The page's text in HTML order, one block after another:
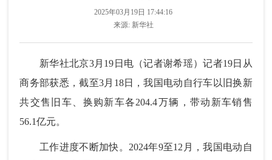
2025年03月19日 17:44:16
来源: 新华社
新华社北京3月19日电（记者谢希瑶）记者19日从
商务部获悉，截至3月18日，我国电动自行车以旧换新
共交售旧车、换购新车各204.4万辆，带动新车销售
56.1亿元。
工作进度不断加快。2024年9至12月，我国电动自